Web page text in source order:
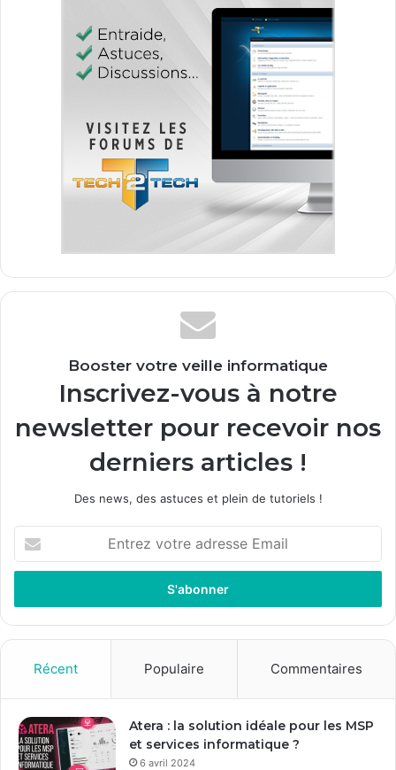
Booster votre veille informatique
Inscrivez-vous à notre
newsletter pour recevoir nos
derniers articles !
Des news, des astuces et plein de tutoriels !
t
e
z
r
e
a
d
Récent Populaire Commentaires
Atera : la solution idéale pour les MSP
et services informatique ?
6 avril 2024